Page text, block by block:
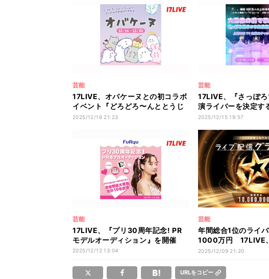
芸能
17LIVE、オバケーヌとの初コラボ
イベント『どろどろ〜んととうじ
ょう! オバケーヌ』を開催
2025/12/16 21:23
芸能
17LIVE、『さっぽ
演ライバーを決定す
ョンイベント開催
2025/12/15 19:57
芸能
17LIVE、『プリ30周年記念! PR
モデルオーディション』を開催
2025/12/12 13:04
芸能
年間総合1位のライ
1000万円 17LIVE
総額1億円相当! ライ
2025/12/09 21:20
URLをコピー